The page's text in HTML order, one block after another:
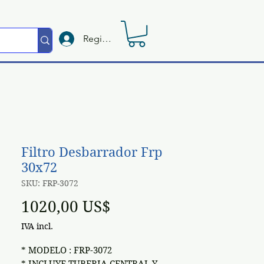
Registrate
Filtro Desbarrador Frp
30x72
SKU: FRP-3072
1020,00 US$
IVA incl.
* MODELO : FRP-3072